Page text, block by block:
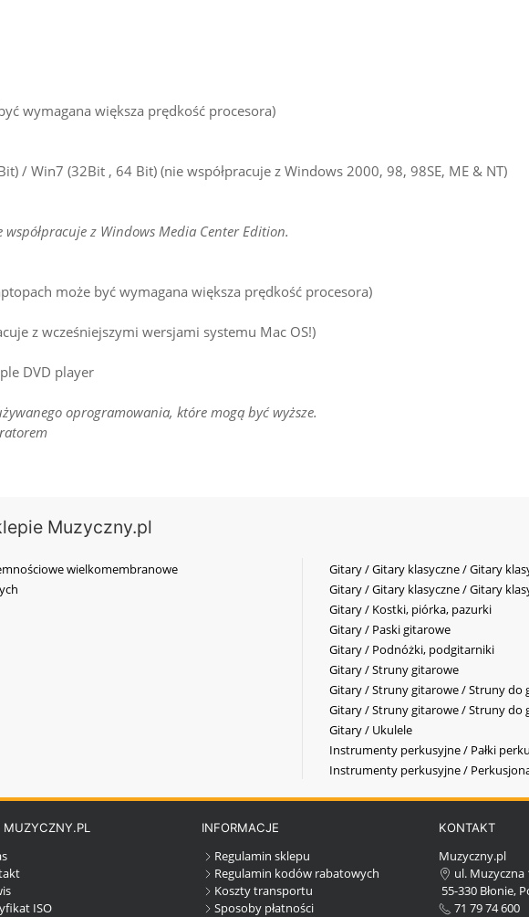
wymagana większa prędkość procesora)
/ Win7 (32Bit , 64 Bit) (nie współpracuje z Windows 2000, 98, 98SE, ME & NT)
z Windows Media Center Edition.
może być wymagana większa prędkość procesora)
z wcześniejszymi wersjami systemu Mac OS!)
DVD player
oprogramowania, które mogą być wyższe.
Muzyczny.pl
wielkomembranowe
Gitary / Gitary klasyczne / Gitary
Gitary / Gitary klasyczne / Gitary
Gitary / Kostki, piórka, pazurki
Gitary / Paski gitarowe
Gitary / Podnóżki, podgitarniki
Gitary / Struny gitarowe
Gitary / Struny gitarowe / Struny do
Gitary / Struny gitarowe / Struny do
Gitary / Ukulele
Instrumenty perkusyjne / Pałki
Instrumenty perkusyjne /
MUZYCZNY.PL
ISO
INFORMACJE
Regulamin sklepu
Regulamin kodów rabatowych
Koszty transportu
Sposoby płatności
KONTAKT
Muzyczny.pl
ul. Muzyczna
55-330 Błonie,
71 79 74 600